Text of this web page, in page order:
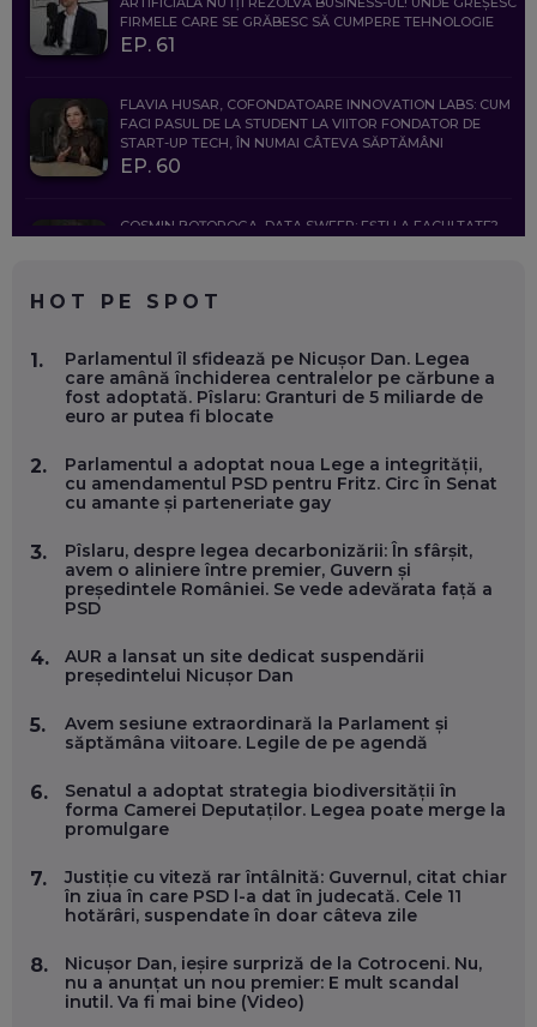
FIRMELE CARE SE GRĂBESC SĂ CUMPERE TEHNOLOGIE
EP. 61
FLAVIA HUSAR, COFONDATOARE INNOVATION LABS: CUM
FACI PASUL DE LA STUDENT LA VIITOR FONDATOR DE
START-UP TECH, ÎN NUMAI CÂTEVA SĂPTĂMÂNI
EP. 60
COSMIN BOȚOROGA, DATA SWEEP: EȘTI LA FACULTATE?
FOLOSEȘTI TEHNOLOGIA CA SĂ FII MAI BUN LA JOB. ȘI CUM
SE VA SCHIMBA MUNCA, ÎN URMĂTORII ANI
EP. 58
MARIUS PAȘCULEA, COFONDATOR AL KULTH: CUM
FOLOSEȘTI TEHNOLOGIA CA SĂ ÎȚI DESCHIZI DRUMUL
CĂTRE ARTĂ, LA NIVEL GLOBAL
ANDREI AVĂDANEI, BIT SENTINEL: CUM ÎȚI PROTEJEZI
EP. 56
DOINA VÎLCEANU, CONTENTSPEED: VREI SUCCES ONLINE?
ÎNVAȚĂ AEO ȘI GEO!
OLIVIU MATEI, HOLISUN: SOFTWARE DE LA CLUJ PENTRU
VERTICALE FĂRĂ PĂMÂNT
EP. 54
PROCESE, DAR CE FACEM CÂND PICĂ BAZA DE DATE, LA
INSTITUȚIILE STATULUI?
EP. 53
HOT PE SPOT
1.
Parlamentul îl sfidează pe Nicușor Dan. Legea
care amână închiderea centralelor pe cărbune a
fost adoptată. Pîslaru: Granturi de 5 miliarde de
euro ar putea fi blocate
2.
Parlamentul a adoptat noua Lege a integrității,
cu amendamentul PSD pentru Fritz. Circ în Senat
cu amante și parteneriate gay
3.
Pîslaru, despre legea decarbonizării: În sfârșit,
avem o aliniere între premier, Guvern și
președintele României. Se vede adevărata față a
PSD
4.
AUR a lansat un site dedicat suspendării
președintelui Nicușor Dan
5.
Avem sesiune extraordinară la Parlament și
săptămâna viitoare. Legile de pe agendă
6.
Senatul a adoptat strategia biodiversității în
forma Camerei Deputaților. Legea poate merge la
promulgare
7.
Justiție cu viteză rar întâlnită: Guvernul, citat chiar
în ziua în care PSD l-a dat în judecată. Cele 11
hotărâri, suspendate în doar câteva zile
8.
Nicușor Dan, ieșire surpriză de la Cotroceni. Nu,
nu a anunțat un nou premier: E mult scandal
inutil. Va fi mai bine (Video)